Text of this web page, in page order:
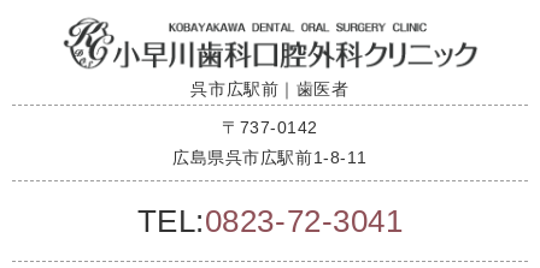
呉市広駅前｜歯医者
〒737-0142
広島県呉市広駅前1-8-11
TEL:0823-72-3041